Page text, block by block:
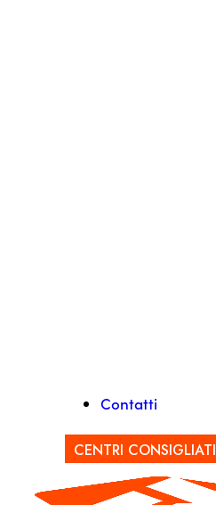
Contatti
CENTRI CONSIGLIATI